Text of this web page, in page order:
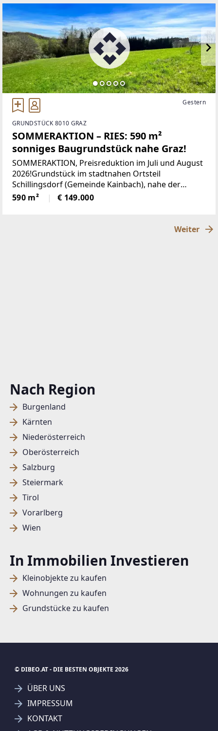
Nach Region
Burgenland
Kärnten
Niederösterreich
Oberösterreich
Salzburg
Steiermark
Tirol
Vorarlberg
Wien
In Immobilien Investieren
Kleinobjekte zu kaufen
Wohnungen zu kaufen
Grundstücke zu kaufen
SUCHAGENT ANLEGEN FÜR DIE
Gestern
GRUNDSTÜCK 8010 GRAZ
SOMMERAKTION – RIES: 590 m²
sonniges Baugrundstück nahe Graz!
SOMMERAKTION, Preisreduktion im Juli und August
2026!Grundstück im stadtnahen Ortsteil
Schillingsdorf (Gemeinde Kainbach), nahe der
Grazer Stadtgrenze, mit toller Verkehrsanbindung
nach Graz und Gleisdorf!Überzeugen Sie sich und
590 m² € 149.000
Weiter
© DIBEO.AT - DIE BESTEN OBJEKTE 2026
ÜBER UNS
IMPRESSUM
KONTAKT